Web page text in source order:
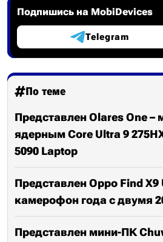
Подпишись на MobiDevices
Telegram
По теме
Представлен Olares One –
ядерным Core Ultra 9
5090 Laptop
Представлен Oppo Find
камерофон года с двумя
Представлен мини-ПК